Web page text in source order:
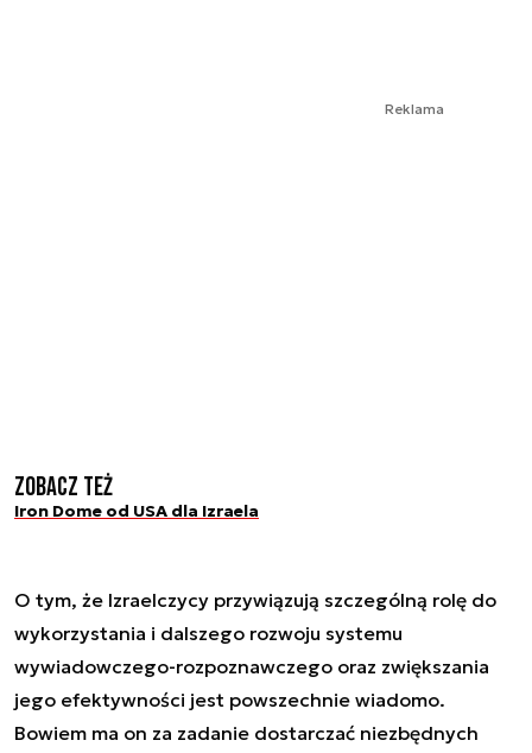
Reklama
Zobacz też
Iron Dome od USA dla Izraela
O tym, że Izraelczycy przywiązują szczególną rolę do
wykorzystania i dalszego rozwoju systemu
wywiadowczego-rozpoznawczego oraz zwiększania
jego efektywności jest powszechnie wiadomo.
Bowiem ma on za zadanie dostarczać niezbędnych